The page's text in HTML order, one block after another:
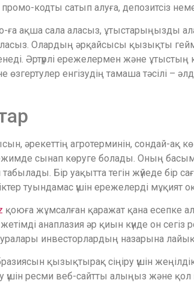
кодты сатып алуға, депозитсіз
ға ақша сала аласыз, ұтыстарыңызды
аласыз. Олардың әрқайсысы қызықты
Әртүрлі ережелермен және
енгізудің тамаша тәсілі –
әрекеттің агротерминін, сондай-ақ
сынап көруге болады. Оның
Бір уақытта тегін жүйеде бір
туындамас үшін ережелерді
қоюға жұмсалған қаражат қана есепке
анаплазия әр қиын күнде он сегіз
инвесторлардың назарына
қызықтырақ сіңіру үшін
үшін ресми веб-сайтты алыңыз және